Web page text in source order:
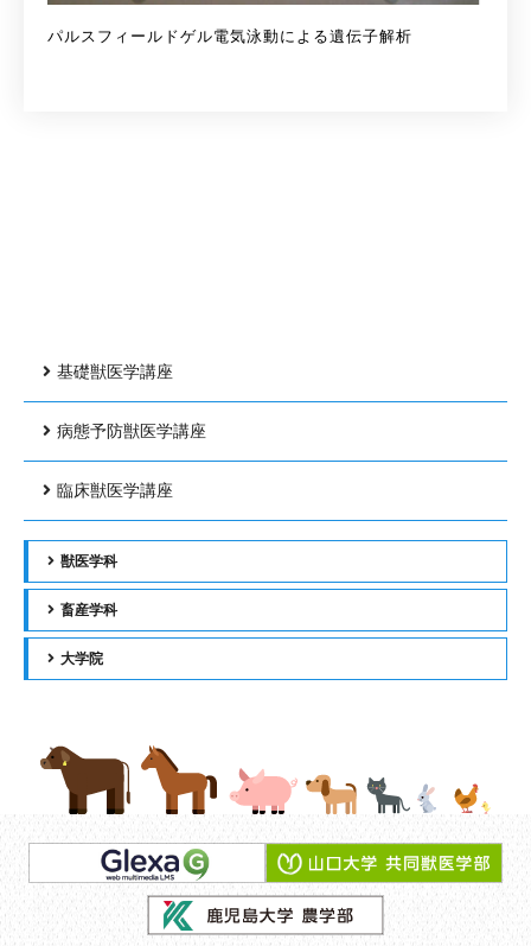
パルスフィールドゲル電気泳動による遺伝子解析
基礎獣医学講座
病態予防獣医学講座
臨床獣医学講座
獣医学科
畜産学科
大学院